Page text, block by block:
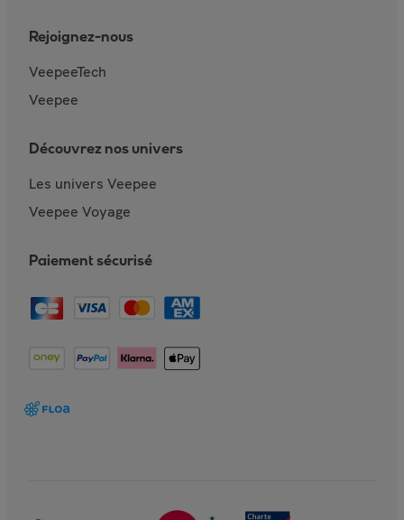
Rejoignez-nous
VeepeeTech
Veepee
Découvrez nos univers
Les univers Veepee
Veepee Voyage
Paiement sécurisé